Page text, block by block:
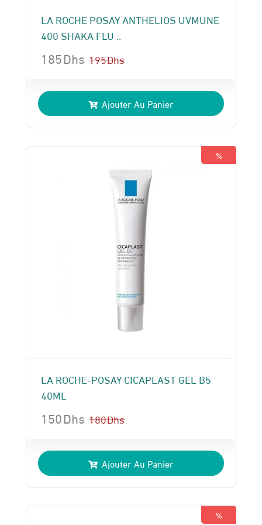
LA ROCHE POSAY ANTHELIOS UVMUNE
400 SHAKA FLU ..
195Dhs
prix
initial
était :
195 Dhs.
185Dhs
prix
actuel
est :
185 Dhs.
Ajouter Au Panier
%
LA ROCHE-POSAY CICAPLAST GEL B5
40ML
180Dhs
prix
initial
était :
180 Dhs.
150Dhs
prix
actuel
est :
150 Dhs.
Ajouter Au Panier
%